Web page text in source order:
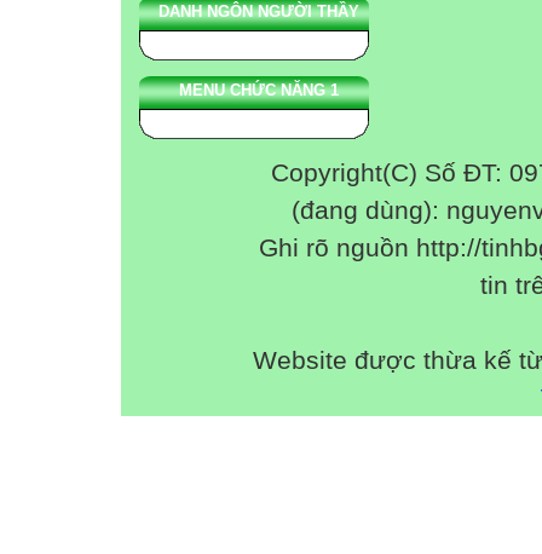
DANH NGÔN NGƯỜI THẦY
MENU CHỨC NĂNG 1
Copyright(C) Số ĐT:
(đang dùng):
Ghi rõ nguồn http://
tin
Website được thừa kế